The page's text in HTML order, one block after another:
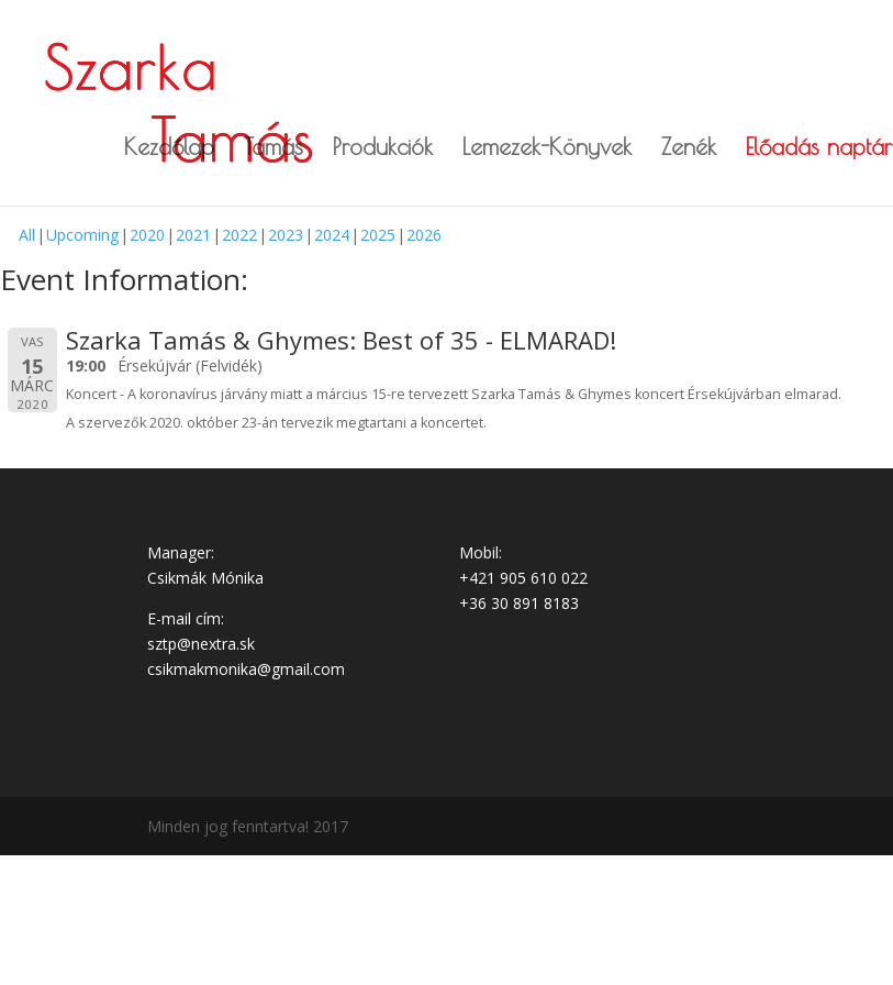
Kezdőlap Tamás Produkciók Lemezek-Könyvek Zenék Előadás naptár
All Upcoming 2020 2021 2022 2023 2024 2025 2026
Event Information:
VAS
15
MÁRC
2020
Szarka Tamás & Ghymes: Best of 35 - ELMARAD!
19:00 Érsekújvár (Felvidék)
Koncert - A koronavírus járvány miatt a március 15-re tervezett Szarka Tamás & Ghymes koncert Érsekújvárban elmarad.
A szervezők 2020. október 23-án tervezik megtartani a koncertet.
Manager:
Csikmák Mónika
E-mail cím:
sztp@nextra.sk
csikmakmonika@gmail.com
Mobil:
+421 905 610 022
+36 30 891 8183
Minden jog fenntartva! 2017